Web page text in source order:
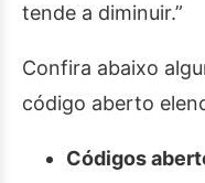
tende a diminuir.”
Confira abaixo
código aberto
Códigos